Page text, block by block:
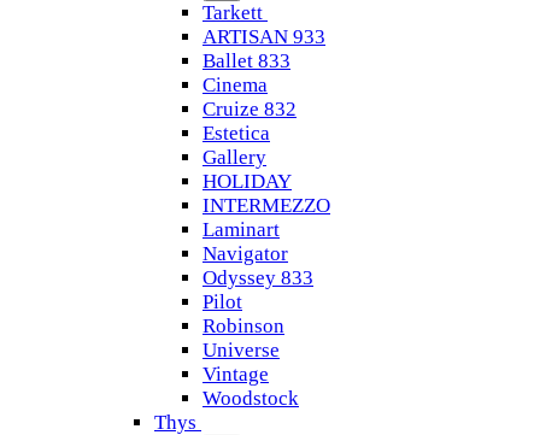
Tarkett
ARTISAN 933
Ballet 833
Cinema
Cruize 832
Estetica
Gallery
HOLIDAY
INTERMEZZO
Laminart
Navigator
Odyssey 833
Pilot
Robinson
Universe
Vintage
Woodstock
Thys